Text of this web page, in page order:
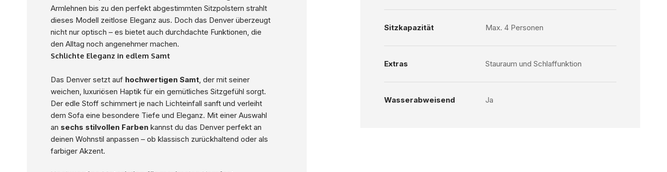
Armlehnen bis zu den perfekt abgestimmten Sitzpolstern strahlt
dieses Modell zeitlose Eleganz aus. Doch das Denver überzeugt
nicht nur optisch – es bietet auch durchdachte Funktionen, die
den Alltag noch angenehmer machen.
Schlichte Eleganz in edlem Samt
Das Denver setzt auf hochwertigen Samt, der mit seiner
weichen, luxuriösen Haptik für ein gemütliches Sitzgefühl sorgt.
Der edle Stoff schimmert je nach Lichteinfall sanft und verleiht
dem Sofa eine besondere Tiefe und Eleganz. Mit einer Auswahl
an sechs stilvollen Farbenkannst du das Denver perfekt an
deinen Wohnstil anpassen – ob klassisch zurückhaltend oder als
farbiger Akzent.
Sitzkapazität Max. 4 Personen
Extras Stauraum und Schlaffunktion
Wasserabweisend Ja